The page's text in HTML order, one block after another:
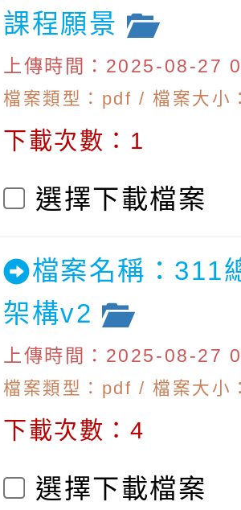
課程願景
上傳時間：2025-08-27
檔案類型：pdf / 檔案大小
下載次數：1
選擇下載檔案
檔案名稱：311
架構v2
上傳時間：2025-08-27
檔案類型：pdf / 檔案大小
下載次數：4
選擇下載檔案